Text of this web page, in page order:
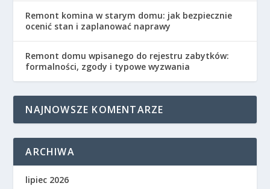
Remont komina w starym domu: jak bezpiecznie
ocenić stan i zaplanować naprawy
Remont domu wpisanego do rejestru zabytków:
formalności, zgody i typowe wyzwania
NAJNOWSZE KOMENTARZE
ARCHIWA
lipiec 2026